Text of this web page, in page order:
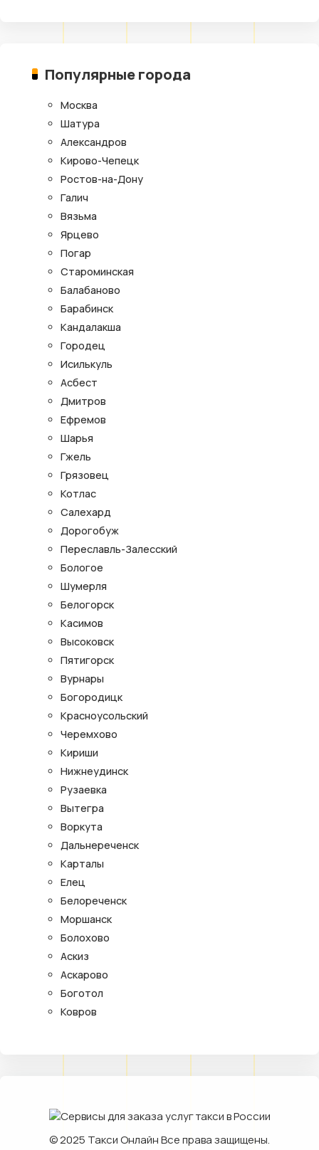
Популярные города
Москва
Шатура
Александров
Кирово-Чепецк
Ростов-на-Дону
Галич
Вязьма
Ярцево
Погар
Староминская
Балабаново
Барабинск
Кандалакша
Городец
Исилькуль
Асбест
Дмитров
Ефремов
Шарья
Гжель
Грязовец
Котлас
Салехард
Дорогобуж
Переславль-Залесский
Бологое
Шумерля
Белогорск
Касимов
Высоковск
Пятигорск
Вурнары
Богородицк
Красноусольский
Черемхово
Кириши
Нижнеудинск
Рузаевка
Вытегра
Воркута
Дальнереченск
Карталы
Елец
Белореченск
Моршанск
Болохово
Аскиз
Аскарово
Боготол
Ковров
© 2025 Такси ОнлайнВсе права защищены.